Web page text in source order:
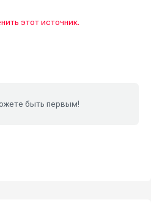
этот источник.
быть первым!